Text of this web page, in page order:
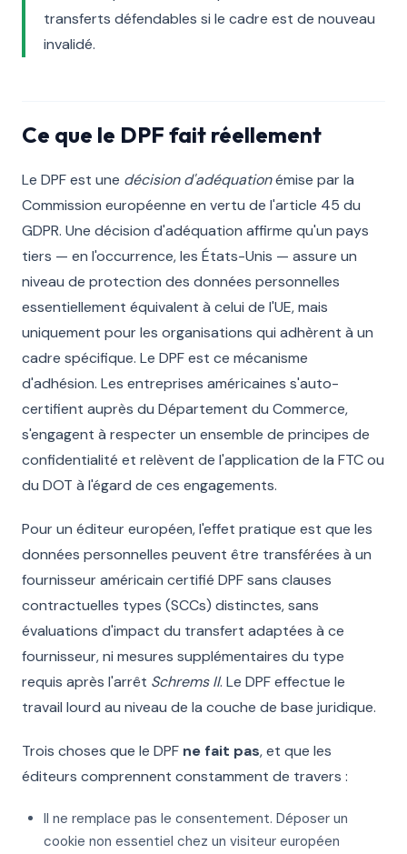
transferts défendables si le cadre est de nouveau
invalidé.
Ce que le DPF fait réellement
Le DPF est une décision d'adéquationémise par la
Commission européenne en vertu de l'article 45 du
GDPR. Une décision d'adéquation affirme qu'un pays
tiers — en l'occurrence, les États-Unis — assure un
niveau de protection des données personnelles
essentiellement équivalent à celui de l'UE, mais
uniquement pour les organisations qui adhèrent à un
cadre spécifique. Le DPF est ce mécanisme
d'adhésion. Les entreprises américaines s'auto-
certifient auprès du Département du Commerce,
s'engagent à respecter un ensemble de principes de
confidentialité et relèvent de l'application de la FTC ou
du DOT à l'égard de ces engagements.
Pour un éditeur européen, l'effet pratique est que les
données personnelles peuvent être transférées à un
fournisseur américain certifié DPF sans clauses
contractuelles types (SCCs) distinctes, sans
évaluations d'impact du transfert adaptées à ce
fournisseur, ni mesures supplémentaires du type
requis après l'arrêt Schrems II. Le DPF effectue le
travail lourd au niveau de la couche de base juridique.
Trois choses que le DPF ne fait pas, et que les
éditeurs comprennent constamment de travers :
Il ne remplace pas le consentement. Déposer un
cookie non essentiel chez un visiteur européen